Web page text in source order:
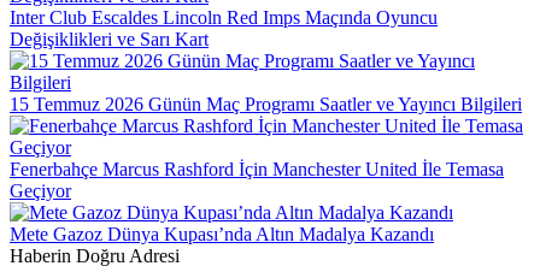
Inter Club Escaldes Lincoln Red Imps Maçında Oyuncu
Değişiklikleri ve Sarı Kart
15 Temmuz 2026 Günün Maç Programı Saatler ve Yayıncı Bilgileri
Fenerbahçe Marcus Rashford İçin Manchester United İle Temasa
Geçiyor
Mete Gazoz Dünya Kupası’nda Altın Madalya Kazandı
Haberin Doğru Adresi